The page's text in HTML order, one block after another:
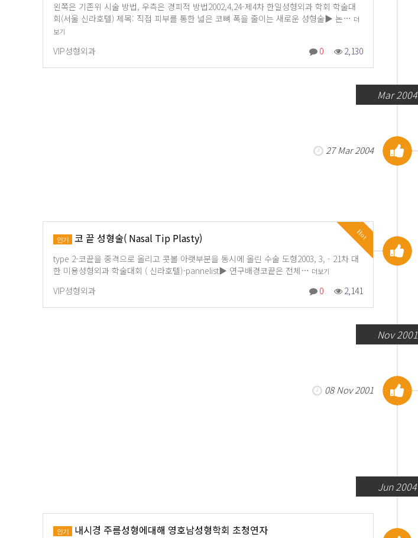
왼쪽은 기존위 시술 방법, 우측은 경피적 방법2002,4,24-제4차 한일성형외과 학회 학술대
회(서울 신라호텔) 제목: 직접 피부를 통한 넓은 코뼈 폭을 줄이는 새로운 성형술▶ 논… 더
보기
VIP성형외과 0 2,130
Mar 2004
27 Mar 2004
Hot
인기 코 끝 성형술( Nasal Tip Plasty)
type 2-코끝을 중격으로 올리고 콧볼 아랫부분을 동시에 올린 수술 도형2003, 3, - 21차 대
한 미용성형외과 학술대회 ( 신라호텔)-pannelist▶ 연구배경코끝은 전체… 더보기
VIP성형외과 0 2,141
Nov 2001
08 Nov 2001
Jun 2004
인기 내시경 주름성형에대해 영호남성형학회 초청연자